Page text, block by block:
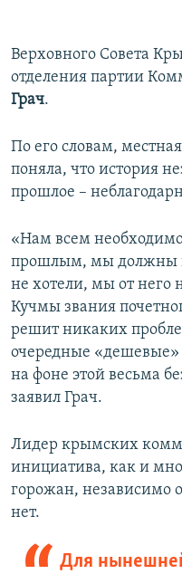
Верховного Совета
отделения партии
Грач.
По его словам,
поняла, что история
прошлое –
«Нам всем
прошлым, мы должны
не хотели, мы от
Кучмы звания
решит никаких
очередные
на фоне этой весьма
заявил Грач.
Лидер крымских
инициатива, как и
горожан, независимо
нет.
Для